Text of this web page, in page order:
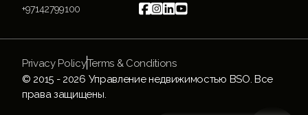
+97142799100 
© 2015 - 2026 Управление недвижимостью BSO. Все
права защищены.
Privacy PolicyTerms & Conditions